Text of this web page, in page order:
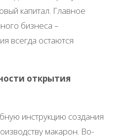
капитал. Главное
бизнеса –
всегда остаются
открытия
инструкцию создания
макарон. Во-